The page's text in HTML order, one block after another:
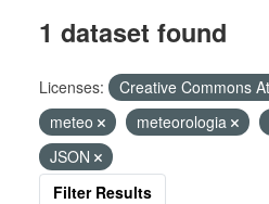
1 dataset found
Licenses: Creative Commons
meteo
meteorologia
JSON
Filter Results